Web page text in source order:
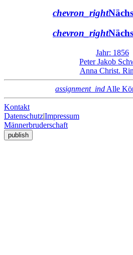
chevron_right
chevron_right
Jahr: 1856
Peter Jakob
Anna Christ.
assignment_ind Alle
Kontakt
Datenschutz|Impressum
Männerbruderschaft
publish